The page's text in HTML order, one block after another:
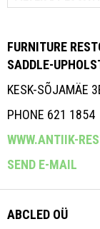
FURNITURE
SADDLE-
KESK-SÕJAMÄE
PHONE 621 1854
WWW.ANTIIK-
SEND E-MAIL
ABCLED OÜ